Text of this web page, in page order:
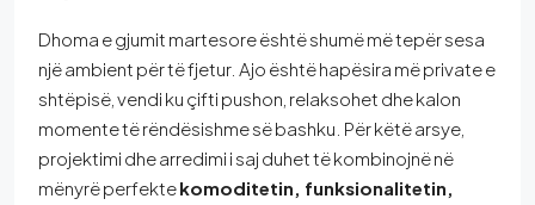
Dhoma e gjumit martesore është shumë më tepër sesa
një ambient për të fjetur. Ajo është hapësira më private e
shtëpisë, vendi ku çifti pushon, relaksohet dhe kalon
momente të rëndësishme së bashku. Për këtë arsye,
projektimi dhe arredimi i saj duhet të kombinojnë në
mënyrë perfektekomoditetin, funksionalitetin,